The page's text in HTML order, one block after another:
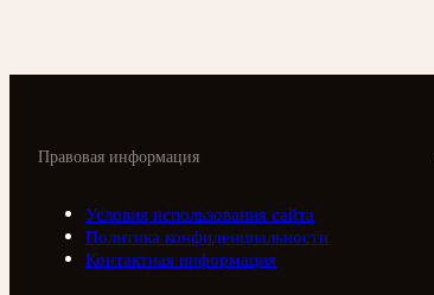
Правовая информация
Условия использования сайта
Политика конфиденциальности
Контактная информация